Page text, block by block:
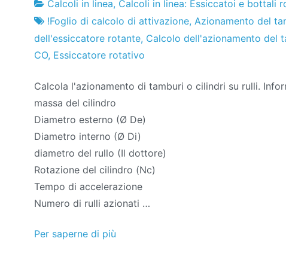
Fabbrica
di
progetti
31
dell'agosto
del
Calcoli in linea, Calcoli in linea: Essiccatoi e bottali
!Foglio di calcolo di attivazione, Azionamento del
dell'essiccatore rotante, Calcolo dell'azionamento del
CO, Essiccatore rotativo
Calcola l'azionamento di tamburi o cilindri su rulli.
massa del cilindro
Diametro esterno (Ø De)
Diametro interno (Ø Di)
diametro del rullo (Il dottore)
Rotazione del cilindro (Nc)
Tempo di accelerazione
Numero di rulli azionati …
Per saperne di più